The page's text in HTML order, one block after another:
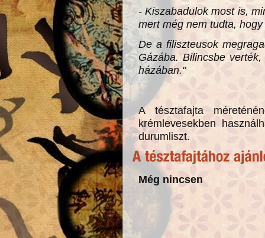
- Kiszabadulok most is,
mert még nem tudta,
De a filiszteusok
Gázába. Bilincsbe
házában."
A tésztafajta
krémlevesekben
durumliszt.
Még nincsen